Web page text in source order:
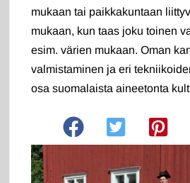
mukaan tai paikkakuntaan
mukaan, kun taas joku toinen
esim. värien mukaan. Oman
valmistaminen ja eri
osa suomalaista aineetonta